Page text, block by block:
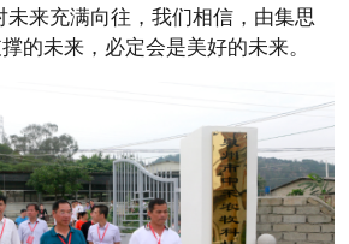
未来充满向往，我们相信，由集思
的未来，必定会是美好的未来。